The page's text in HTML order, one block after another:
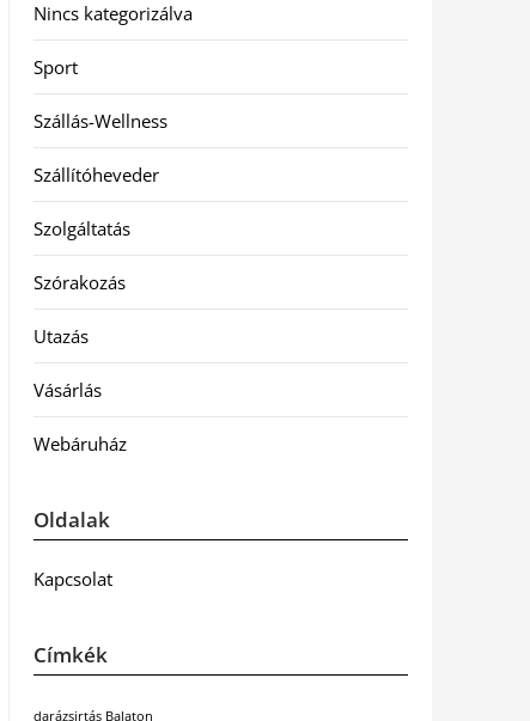
Nincs kategorizálva
Sport
Szállás-Wellness
Szállítóheveder
Szolgáltatás
Szórakozás
Utazás
Vásárlás
Webáruház
Oldalak
Kapcsolat
Címkék
darázsirtás Balaton